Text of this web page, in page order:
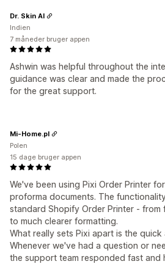
Ashwin was helpful throughout the
guidance was clear and made the
for the great support.
Dr. Skin AI
Indien
7 måneder bruger appen
We've been using Pixi Order Printer
proforma documents. The
standard Shopify Order Printer - from
to much clearer formatting.
What really sets Pixi apart is the
Whenever we've had a question or
the support team responded fast and
Mi-Home.pl
Polen
15 dage bruger appen